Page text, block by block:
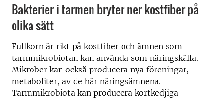
Bakterier i tarmen bryter ner kostfiber på
olika sätt
Fullkorn är rikt på kostfiber och ämnen som
tarmmikrobiotan kan använda som näringskälla.
Mikrober kan också producera nya föreningar,
metaboliter, av de här näringsämnena.
Tarmmikrobiota kan producera kortkedjiga